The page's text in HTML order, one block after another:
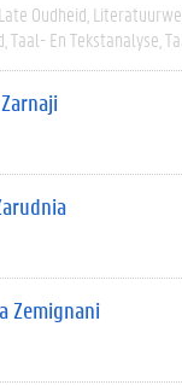
Late Oudheid
Taal- En Tekstanalyse
Zemignani